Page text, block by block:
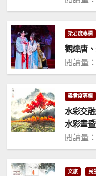
梁君度專欄
觀煒唐
閱讀量
梁君度專欄
水彩交
水彩畫
閱讀量
文旅 民